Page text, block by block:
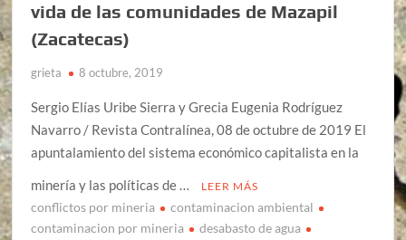
vida de las comunidades de Mazapil
(Zacatecas)
grieta 8 octubre, 2019
Sergio Elías Uribe Sierra y Grecia Eugenia Rodríguez
Navarro / Revista Contralínea, 08 de octubre de 2019 El
apuntalamiento del sistema económico capitalista en la
minería y las políticas de …
LEER MÁS
conflictos por mineria
contaminacion ambiental
contaminacion por mineria
desabasto de agua